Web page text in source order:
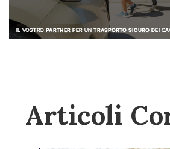
Articoli